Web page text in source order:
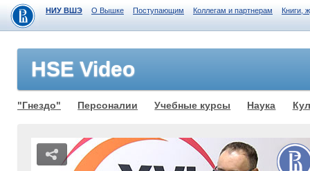
НИУ ВШЭ О Вышке Поступающим Коллегам и партнерам Книги,
HSE Video
"Гнездо" Персоналии Учебные курсы Наука